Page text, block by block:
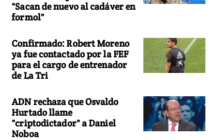
"Sacan de nuevo al cadáver en
formol"
Confirmado: Robert Moreno
ya fue contactado por la FEF
para el cargo de entrenador
de La Tri
ADN rechaza que Osvaldo
Hurtado llame
"criptodictador" a Daniel
Noboa